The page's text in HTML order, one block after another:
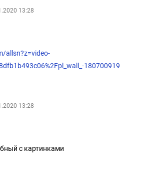
13:28
allsn?z=video-
180700919
13:28
с картинками